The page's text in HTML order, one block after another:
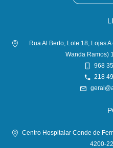
Rua Al Berto, Lote 18, Lojas
Wanda Ramos)
968
218
Centro Hospitalar Conde de
4200-